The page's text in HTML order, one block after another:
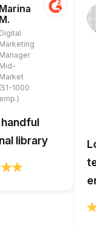
Marina
M.
Digital
Marketing
Manager
Mid-
Market
(51-1000
emp.)
handful
library